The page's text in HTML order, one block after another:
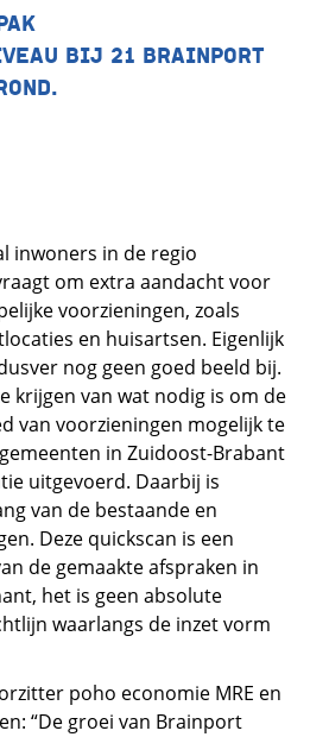
BIJ 21 BRAINPORT
inwoners in de regio
om extra aandacht voor
voorzieningen, zoals
en huisartsen. Eigenlijk
nog geen goed beeld bij.
krijgen van wat nodig is om de
van voorzieningen mogelijk te
in Zuidoost-Brabant
uitgevoerd. Daarbij is
van de bestaande en
Deze quickscan is een
de gemaakte afspraken in
het is geen absolute
waarlangs de inzet vorm
poho economie MRE en
“De groei van Brainport